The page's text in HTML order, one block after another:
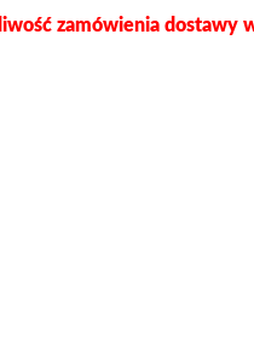
zamówienia dostawy